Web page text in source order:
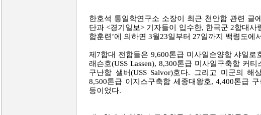
한호석 통일학연구소 소장이 최근 천안함 관련 글
단과 <경기일보> 기자들이 입수한, 한국군 2함대사
합훈련’에 의하면 3월23일부터 27일까지 백령도에
제7함대 전함들은 9,600톤급 미사일순양함 샤일로
래슨호(USS Lassen), 8,300톤급 미사일구축함 커
구난함 샐버(USS Salvor)호다. 그리고 미군의 해
8,500톤급 이지스구축함 세종대왕호, 4,400톤급
등이었다.